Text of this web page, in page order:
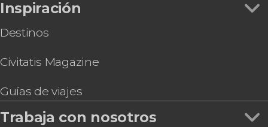
Inspiración
Destinos
Civitatis Magazine
Guías de viajes
Trabaja con nosotros